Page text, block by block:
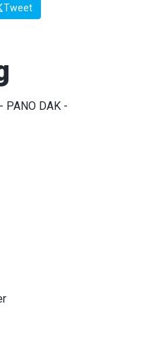
Tweet
PANO DAK -